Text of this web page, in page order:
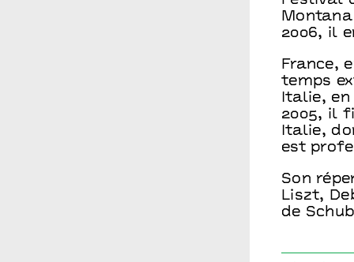
2006, il
France,
temps
Italie,
2005, il
Italie,
est
Son
Liszt,
de